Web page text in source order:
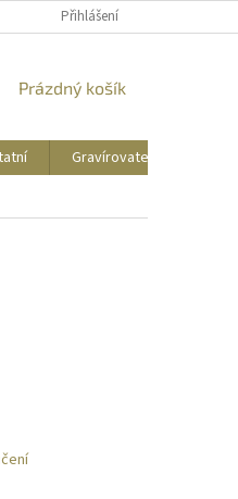
DOPRAVYPřihlášení
NÁKUPNÍ
Prázdný košík
Gravírovatelné